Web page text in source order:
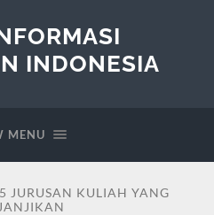
INDONESIA
MENU
JURUSAN KULIAH YANG